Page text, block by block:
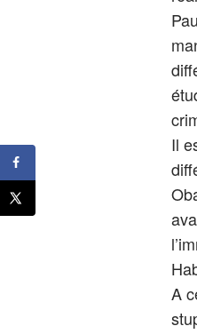
Il
A